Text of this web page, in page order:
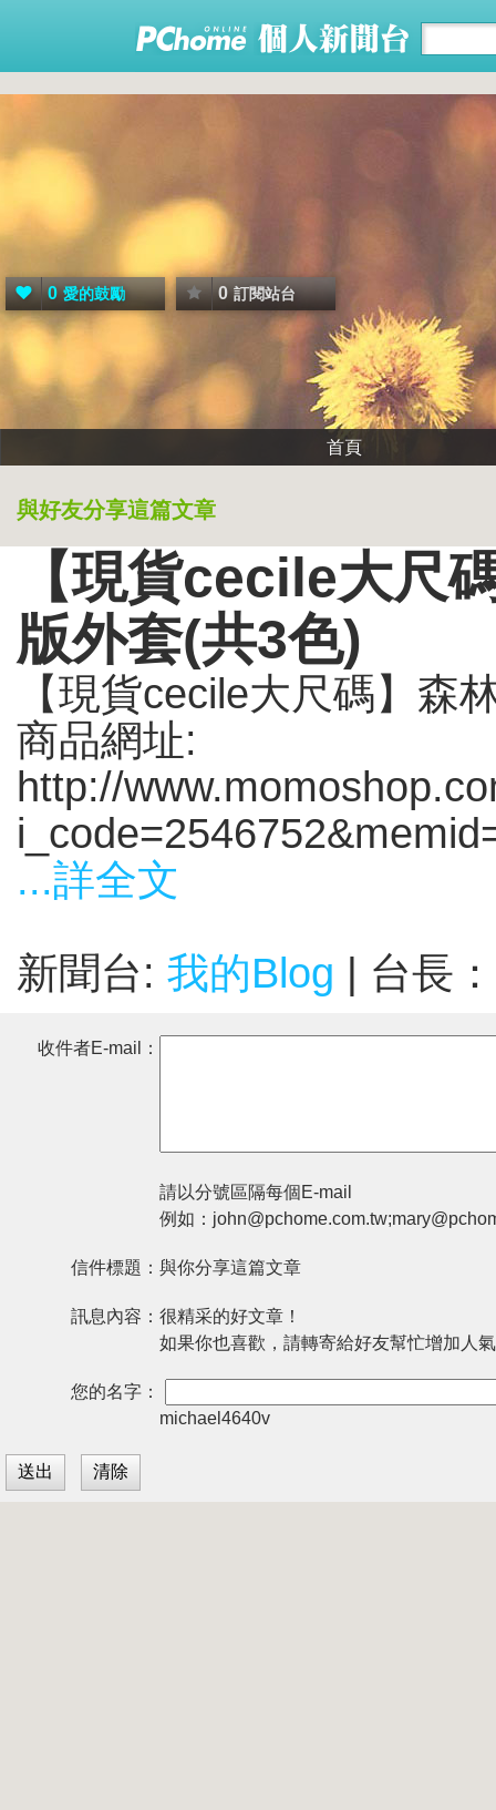
0 愛的鼓勵 0 訂閱站台
首頁
與好友分享這篇文章
【現貨cecile大尺
版外套(共3色)
【現貨cecile大尺碼】森
商品網址:
http://
...詳全文
新聞台: 我的Blog | 台長：
收件者E-mail：
請以分號區隔每個E-mail
例如：
信件標題： 與你分享這篇文章
訊息內容： 很精采的好文章！
如果你也喜歡，請轉寄給好友幫忙增加人
您的名字：
michael4640v